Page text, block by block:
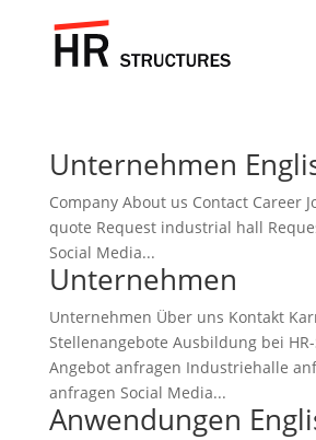
Unternehmen
Company About us Contact Career
quote Request industrial hall
Social Media...
Unternehmen
Unternehmen Über uns Kontakt
Stellenangebote Ausbildung bei
Angebot anfragen Industriehalle
anfragen Social Media...
Anwendungen